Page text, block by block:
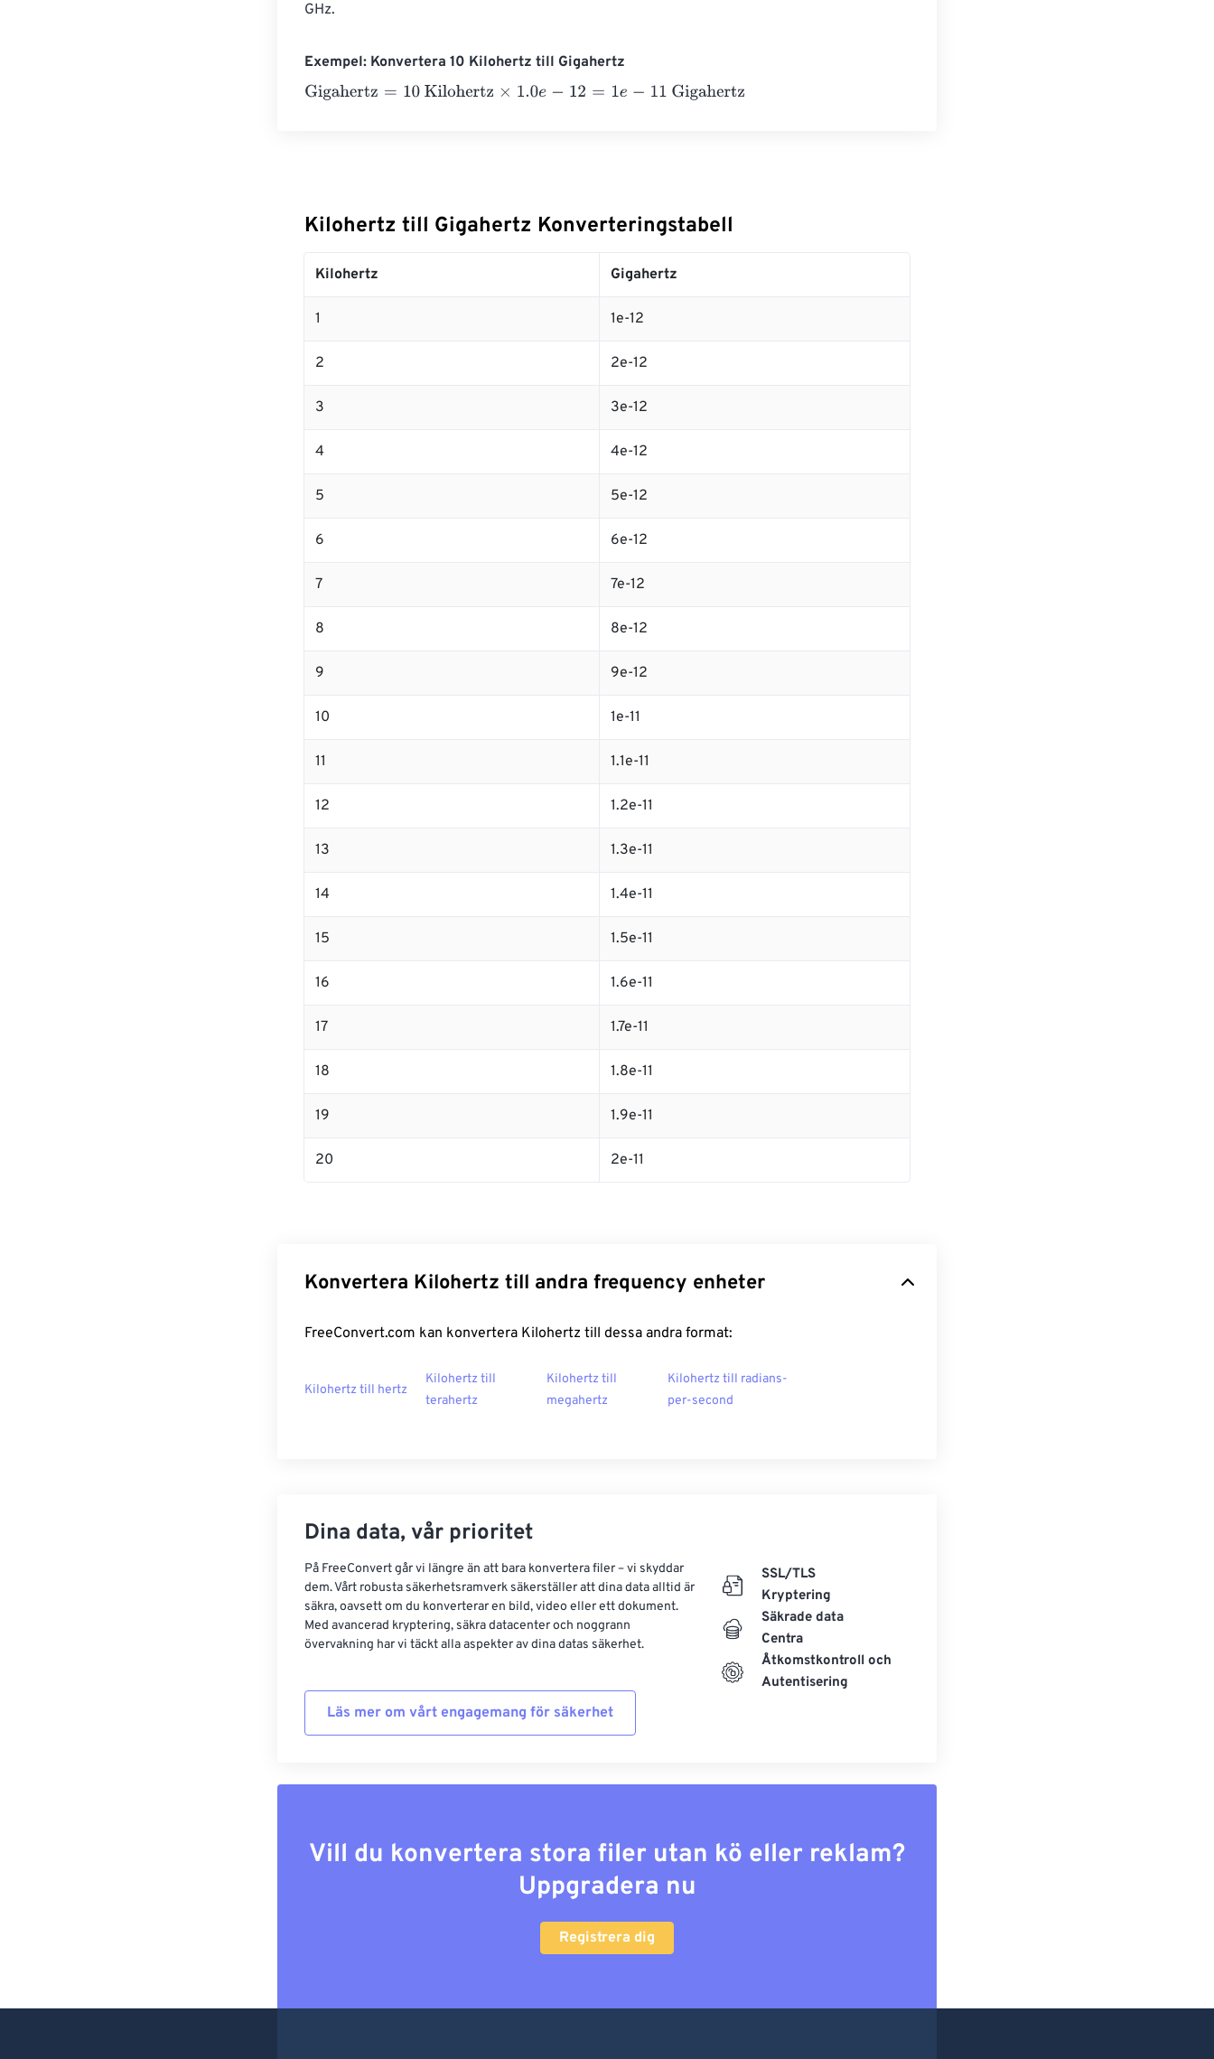
GHz.
Exempel: Konvertera 10 Kilohertz till Gigahertz
Gigahertz=10 Kilohertz×1.0e- 12 =1e-11 Gigahertz
Kilohertz till Gigahertz Konverteringstabell
Kilohertz Gigahertz
1 1e-12
2 2e-12
3 3e-12
4 4e-12
5 5e-12
6 6e-12
7 7e-12
8 8e-12
9 9e-12
10 1e-11
11 1.1e-11
12 1.2e-11
13 1.3e-11
14 1.4e-11
15 1.5e-11
16 1.6e-11
17 1.7e-11
18 1.8e-11
19 1.9e-11
20 2e-11
Konvertera Kilohertz till andra frequency enheter
FreeConvert.com kan konvertera Kilohertz till dessa andra format:
Kilohertz till hertz
Kilohertz till
terahertz
Kilohertz till
megahertz
Kilohertz till radians-
per-second
Dina data, vår prioritet
På FreeConvert går vi längre än att bara konvertera filer – vi skyddar
dem. Vårt robusta säkerhetsramverk säkerställer att dina data alltid är
säkra, oavsett om du konverterar en bild, video eller ett dokument.
Med avancerad kryptering, säkra datacenter och noggrann
övervakning har vi täckt alla aspekter av dina datas säkerhet.
Läs mer om vårt engagemang för säkerhet
SSL/TLS
Kryptering
Säkrade data
Centra
Åtkomstkontroll och
Autentisering
Vill du konvertera stora filer utan kö eller reklam?
Uppgradera nu
Registrera dig